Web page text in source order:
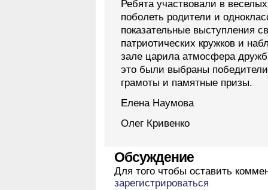
Ребята участвовали в
поболеть родители и
показательные выступления
патриотических кружков и
зале царила атмосфера
это были выбраны
грамоты и памятные призы.
Елена Наумова
Олег Кривенко
Обсуждение
Для того чтобы оставить
зарегистрироваться